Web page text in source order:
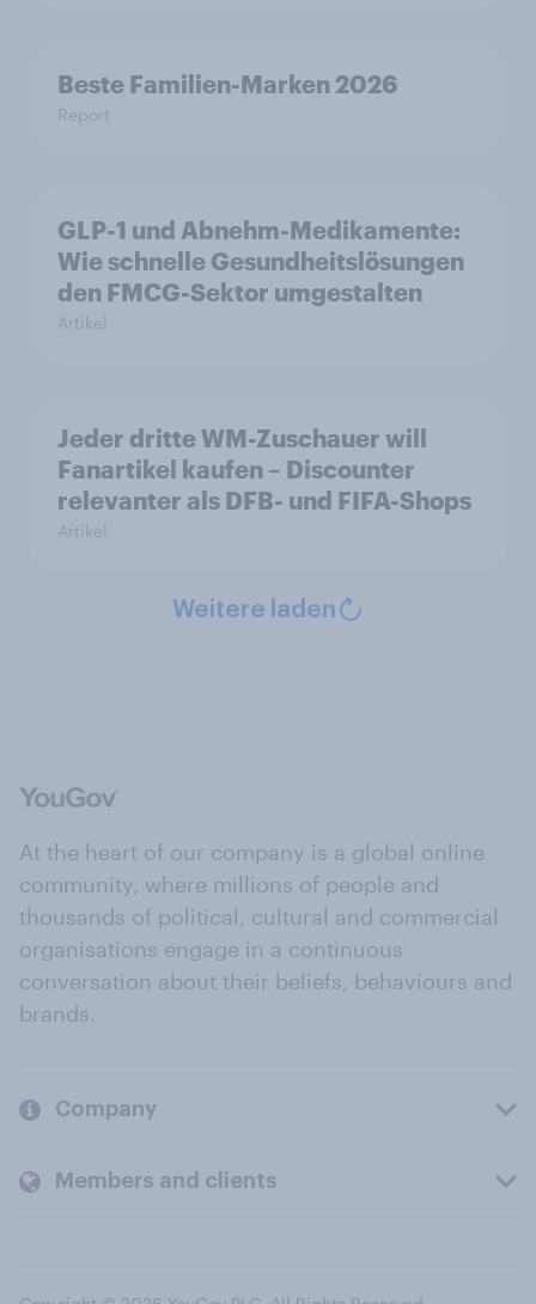
Beste Familien-Marken 2026
Report
GLP-1 und Abnehm-Medikamente:
Wie schnelle Gesundheitslösungen
den FMCG-Sektor umgestalten
Artikel
Jeder dritte WM-Zuschauer will
Fanartikel kaufen – Discounter
relevanter als DFB- und FIFA-Shops
Artikel
Weitere laden
At the heart of our company is a global online
community, where millions of people and
thousands of political, cultural and commercial
organisations engage in a continuous
conversation about their beliefs, behaviours and
brands.
Company
Members and clients